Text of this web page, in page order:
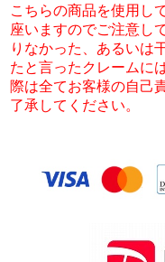
こちらの商品を使用し
座いますのでご注意し
りなかった、あるいは
たと言ったクレームに
際は全てお客様の自己
了承してください。